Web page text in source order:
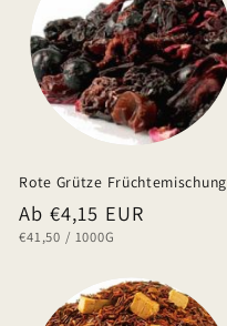
Rote Grütze Früchtemischung
Normaler
Preis
Ab €4,15 EUR
GRUNDPREIS
€41,50 / PRO
1000G